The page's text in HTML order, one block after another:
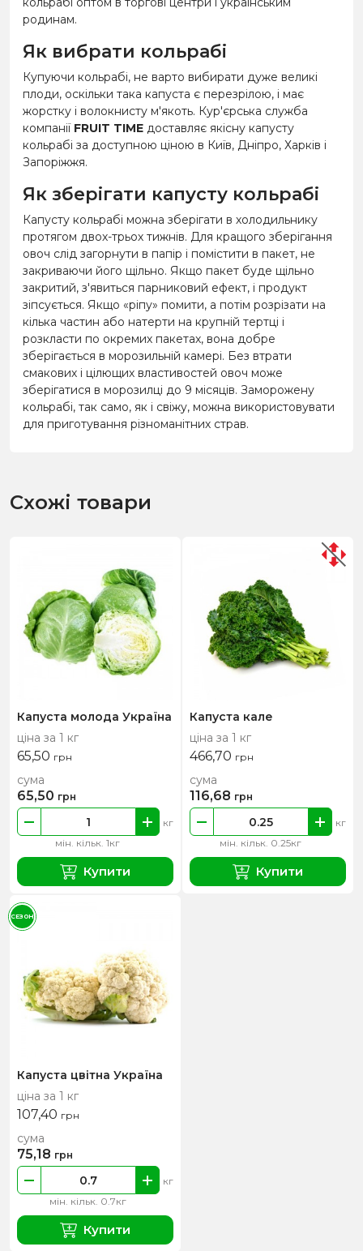
родинам.
Як вибрати кольрабі
Купуючи кольрабі, не варто вибирати дуже великі
плоди, оскільки така капуста є перезрілою, і має
жорстку і волокнисту м'якоть. Кур'єрська служба
компанії FRUIT TIME доставляє якісну капусту
кольрабі за доступною ціною в Київ, Дніпро, Харків і
Запоріжжя.
Як зберігати капусту кольрабі
Капусту кольрабі можна зберігати в холодильнику
протягом двох-трьох тижнів. Для кращого зберігання
овоч слід загорнути в папір і помістити в пакет, не
закриваючи його щільно. Якщо пакет буде щільно
закритий, з'явиться парниковий ефект, і продукт
зіпсується. Якщо «ріпу» помити, а потім розрізати на
кілька частин або натерти на крупній тертці і
розкласти по окремих пакетах, вона добре
зберігається в морозильній камері. Без втрати
смакових і цілющих властивостей овоч може
зберігатися в морозилці до 9 місяців. Заморожену
кольрабі, так само, як і свіжу, можна використовувати
для приготування різноманітних страв.
Схожі товари
Капуста молода Україна
ціна за 1 кг
65,50 грн
мін. кільк. 1кг
кг
сума
65,50 грн
Купити
Капуста кале
ціна за 1 кг
466,70 грн
мін. кільк. 0.25кг
кг
сума
116,68 грн
Купити
Капуста цвітна Україна
ціна за 1 кг
107,40 грн
мін. кільк. 0.7кг
кг
сума
75,18 грн
Купити
СЕЗОН